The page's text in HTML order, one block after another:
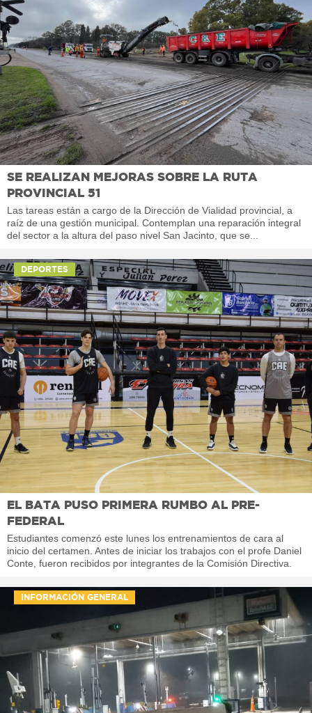
SE REALIZAN MEJORAS SOBRE LA RUTA
PROVINCIAL 51
Las tareas están a cargo de la Dirección de Vialidad provincial, a
raíz de una gestión municipal. Contemplan una reparación integral
del sector a la altura del paso nivel San Jacinto, que se...
DEPORTES
EL BATA PUSO PRIMERA RUMBO AL PRE-
FEDERAL
Estudiantes comenzó este lunes los entrenamientos de cara al
inicio del certamen. Antes de iniciar los trabajos con el profe Daniel
Conte, fueron recibidos por integrantes de la Comisión Directiva.
INFORMACIÓN GENERAL